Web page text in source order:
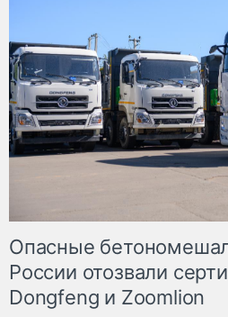
Опасные
России отозвали
Dongfeng и Zoomlion